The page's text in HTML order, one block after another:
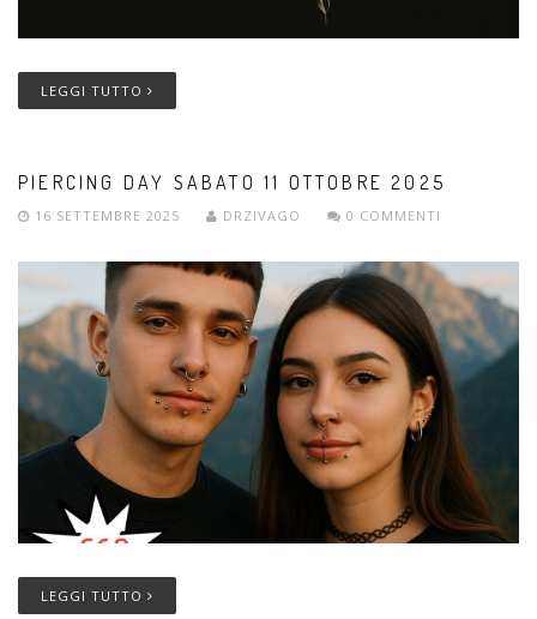
LEGGI TUTTO
PIERCING DAY SABATO 11 OTTOBRE 2025
16 SETTEMBRE 2025 DRZIVAGO 0 COMMENTI
LEGGI TUTTO